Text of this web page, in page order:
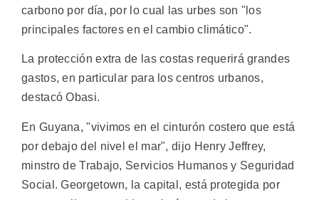
carbono por día, por lo cual las urbes son "los
principales factores en el cambio climático".
La protección extra de las costas requerirá grandes
gastos, en particular para los centros urbanos,
destacó Obasi.
En Guyana, "vivimos en el cinturón costero que está
por debajo del nivel el mar", dijo Henry Jeffrey,
minstro de Trabajo, Servicios Humanos y Seguridad
Social. Georgetown, la capital, está protegida por